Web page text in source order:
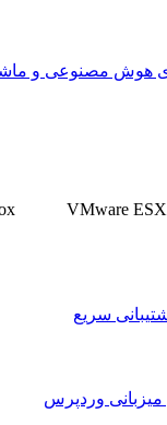
هوش مصنوعی و
VMware
سریع
وردپرس